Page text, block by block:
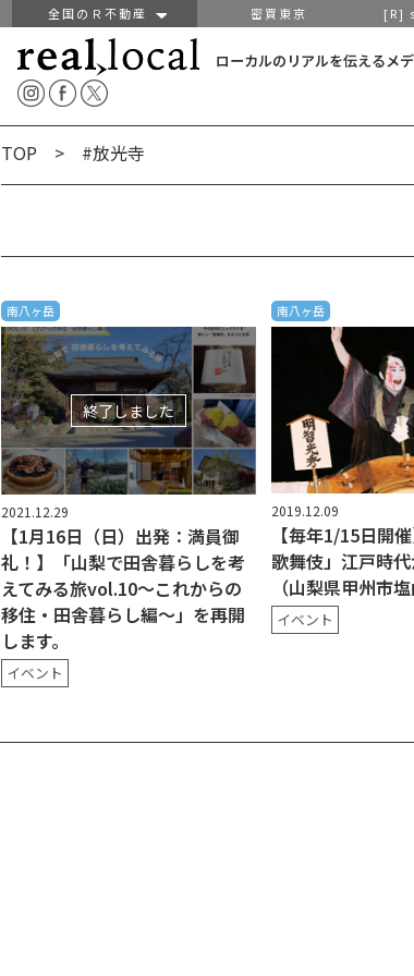
全国のＲ不動産 密買東京 [R]
ローカルのリアルを伝えるメ
TOP > #放光寺
南八ヶ岳
終了しました
2021.12.29
【1月16日（日）出発：満員御
礼！】「山梨で田舎暮らしを考
えてみる旅vol.10～これからの
移住・田舎暮らし編～」を再開
します。
イベント
南八ヶ岳
2019.12.09
【毎年1/15日開
歌舞伎」江戸時
（山梨県甲州市塩
イベント